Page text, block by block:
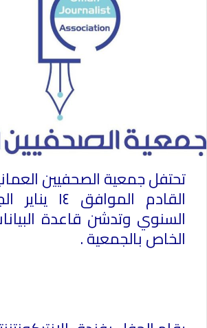
تحتفل جمعية الصحفيين
القادم
السنوي وتدشن قاعدة
الخاص بالجمعية .